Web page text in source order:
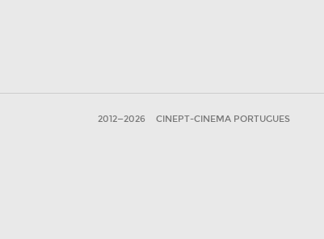
2012—2026 CINEPT-CINEMA PORTUGUES